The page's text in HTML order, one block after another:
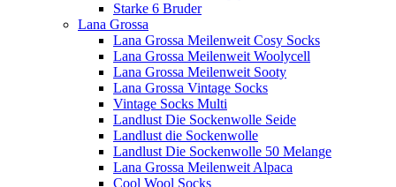
Starke 6 Bruder
Lana Grossa
Lana Grossa Meilenweit Cosy Socks
Lana Grossa Meilenweit Woolycell
Lana Grossa Meilenweit Sooty
Lana Grossa Vintage Socks
Vintage Socks Multi
Landlust Die Sockenwolle Seide
Landlust die Sockenwolle
Landlust Die Sockenwolle 50 Melange
Lana Grossa Meilenweit Alpaca
Cool Wool Socks